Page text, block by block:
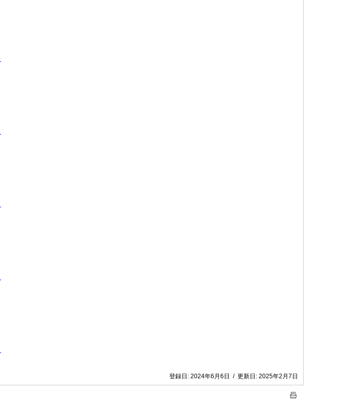
登録日: 2024年6月6日 / 更新日: 2025年2月7日